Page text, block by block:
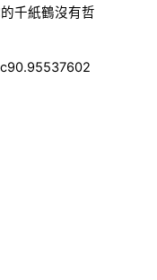
千紙鶴沒有哲